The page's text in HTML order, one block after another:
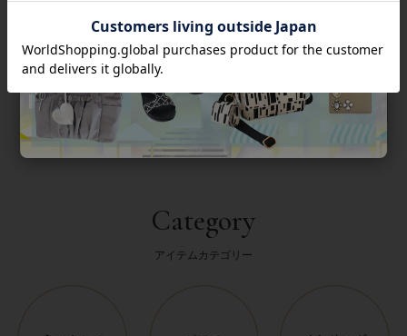
返品について
Category
アイテムカテゴリー